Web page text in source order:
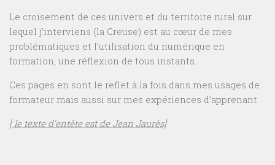
Le croisement de ces univers et du territoire rural sur
lequel j’interviens (la Creuse) est au cœur de mes
problématiques et l’utilisation du numérique en
formation, une réflexion de tous instants.
Ces pages en sont le reflet à la fois dans mes usages de
formateur mais aussi sur mes expériences d’apprenant.
[ le texte d’entête est de Jean Jaurès]